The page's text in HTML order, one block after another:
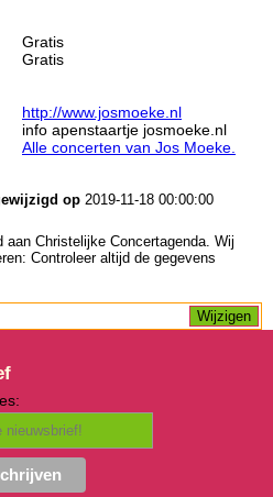
Gratis
Gratis
http://www.josmoeke.nl
info apenstaartje josmoeke.nl
Alle concerten van Jos Moeke.
op 2019-11-18 00:00:00
aan Christelijke Concertagenda. Wij
Controleer altijd de gegevens